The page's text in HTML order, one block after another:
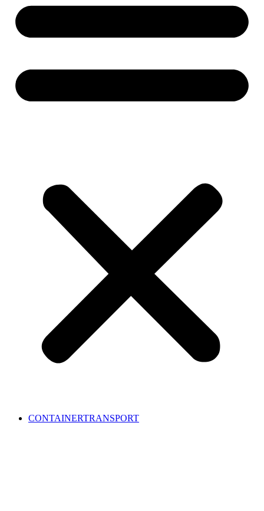
CONTAINERTRANSPORT